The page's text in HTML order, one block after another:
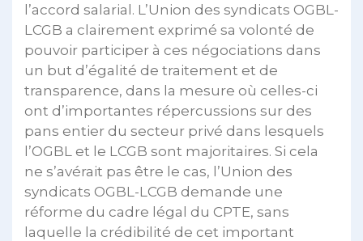
l’accord salarial. L’Union des syndicats OGBL-
LCGB a clairement exprimé sa volonté de
pouvoir participer à ces négociations dans
un but d’égalité de traitement et de
transparence, dans la mesure où celles-ci
ont d’importantes répercussions sur des
pans entier du secteur privé dans lesquels
l’OGBL et le LCGB sont majoritaires. Si cela
ne s’avérait pas être le cas, l’Union des
syndicats OGBL-LCGB demande une
réforme du cadre légal du CPTE, sans
laquelle la crédibilité de cet important